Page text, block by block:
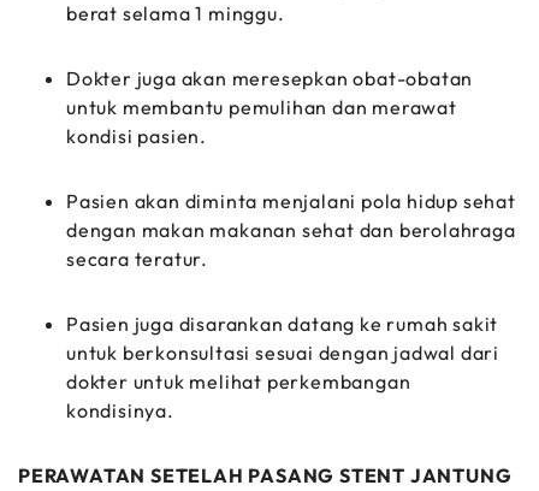
berat selama 1 minggu.
Dokter juga akan meresepkan obat-obatan
untuk membantu pemulihan dan merawat
kondisi pasien.
Pasien akan diminta menjalani pola hidup sehat
dengan makan makanan sehat dan berolahraga
secara teratur.
Pasien juga disarankan datang ke rumah sakit
untuk berkonsultasi sesuai dengan jadwal dari
dokter untuk melihat perkembangan
kondisinya.
PERAWATAN SETELAH PASANG STENT JANTUNG